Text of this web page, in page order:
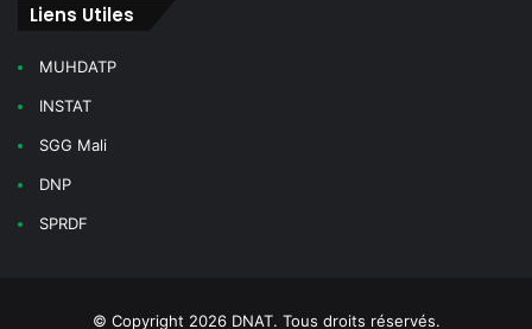
Liens Utiles
MUHDATP
INSTAT
SGG Mali
DNP
SPRDF
© Copyright 2026 DNAT. Tous droits réservés.